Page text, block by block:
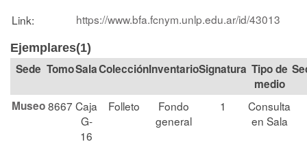
Link: https://www.bfa.fcnym.unlp.edu.ar/id/43013
Ejemplares(1)
TomoSalaColección Signatura Tipo de
medio
Museo8667 Caja
G-
16
Folleto
Fondo
general
1
Consulta
en Sala